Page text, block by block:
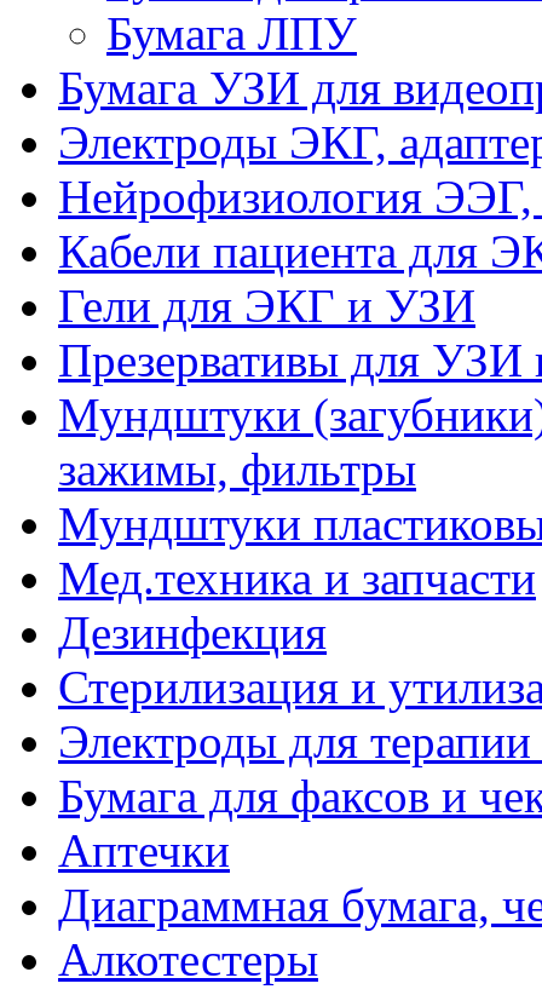
Бумага ЛПУ
Бумага УЗИ для
Электроды ЭКГ,
Нейрофизиология
Кабели пациента для
Гели для ЭКГ и УЗИ
Презервативы для УЗИ
Мундштуки
зажимы, фильтры
Мундштуки
Мед.техника и запчасти
Дезинфекция
Стерилизация и
Электроды для
Бумага для факсов и
Аптечки
Диаграммная бумага,
Алкотестеры